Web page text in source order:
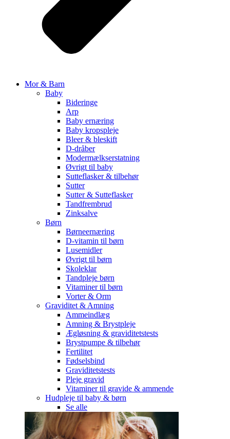
Mor & Barn
Baby
Bideringe
Arp
Baby ernæring
Baby kropspleje
Bleer & bleskift
D-dråber
Modermælkserstatning
Øvrigt til baby
Sutteflasker & tilbehør
Sutter
Sutter & Sutteflasker
Tandfrembrud
Zinksalve
Børn
Børneernæring
D-vitamin til børn
Lusemidler
Øvrigt til børn
Skoleklar
Tandpleje børn
Vitaminer til børn
Vorter & Orm
Graviditet & Amning
Ammeindlæg
Amning & Brystpleje
Ægløsning & graviditetstests
Brystpumpe & tilbehør
Fertilitet
Fødselsbind
Graviditetstests
Pleje gravid
Vitaminer til gravide & ammende
Hudpleje til baby & børn
Se alle